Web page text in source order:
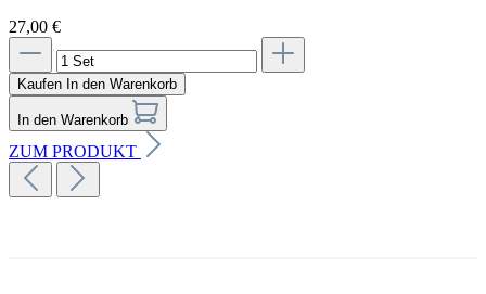
27,00 €
Kaufen In den Warenkorb
In den Warenkorb
ZUM PRODUKT